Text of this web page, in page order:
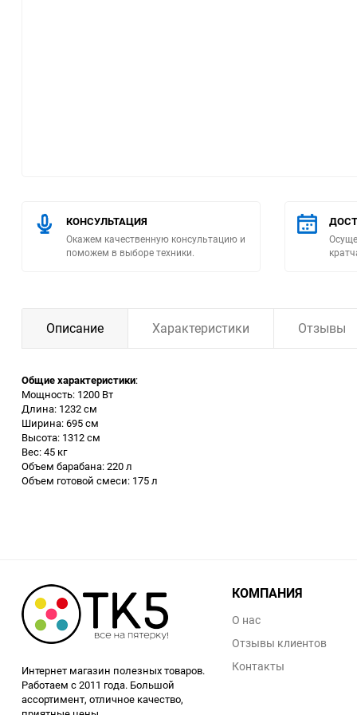
Климатическая техника
Измерительное
оборудование
Заточные станки (точила)
Дровоколы
Грузоподъемное
оборудование
Вибротехника
Бензоинструмент
КОНСУЛЬТАЦИЯ
Окажем качественную консультацию и
поможем в выборе техники.
Описание Характеристики Отзывы
Общие характеристики:
Мощность: 1200 Вт
Длина: 1232 см
Ширина: 695 см
Высота: 1312 см
Вес: 45 кг
Объем барабана: 220 л
Объем готовой смеси: 175 л
Интернет магазин полезных товаров.
Работаем с 2011 года. Большой
ассортимент, отличное качество,
КОМПАНИЯ
О нас
Отзывы клиентов
Контакты